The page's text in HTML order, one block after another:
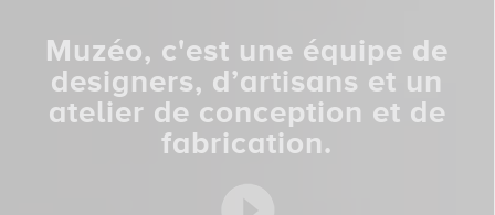
Muzéo, c'est une équipe de
designers, d’artisans et un
atelier de conception et de
fabrication.